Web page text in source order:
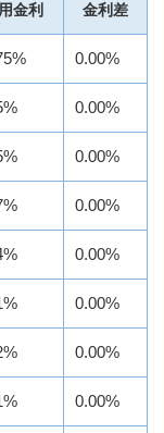
金利 金利差
0.00%
0.00%
0.00%
0.00%
0.00%
0.00%
0.00%
0.00%